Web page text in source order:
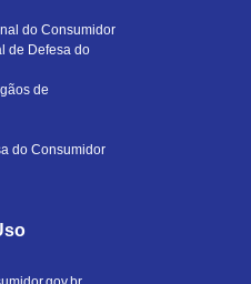
do Consumidor
de Defesa do
de
do Consumidor